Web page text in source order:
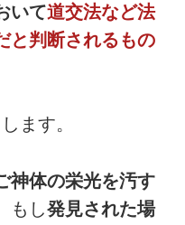
いて道交法など法
と判断されるもの
ます。
神体の栄光を汚す
もし発見された場